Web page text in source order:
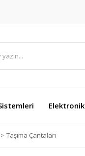
Elektronik
Taşıma Çantaları